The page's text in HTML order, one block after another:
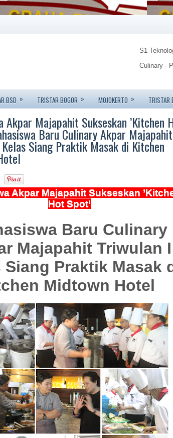
S1
Culinary -
Food
Tristar
Info:
BSD » TRISTAR BOGOR » MOJOKERTO » TRISTAR
Akpar Majapahit Sukseskan ’Kitchen
Baru Culinary Akpar Majapahit
Siang Praktik Masak di Kitchen
Akpar Majapahit Sukseskan
Hot Spot’
Baru Culinary
Majapahit Triwulan I
Siang Praktik Masak
Midtown Hotel